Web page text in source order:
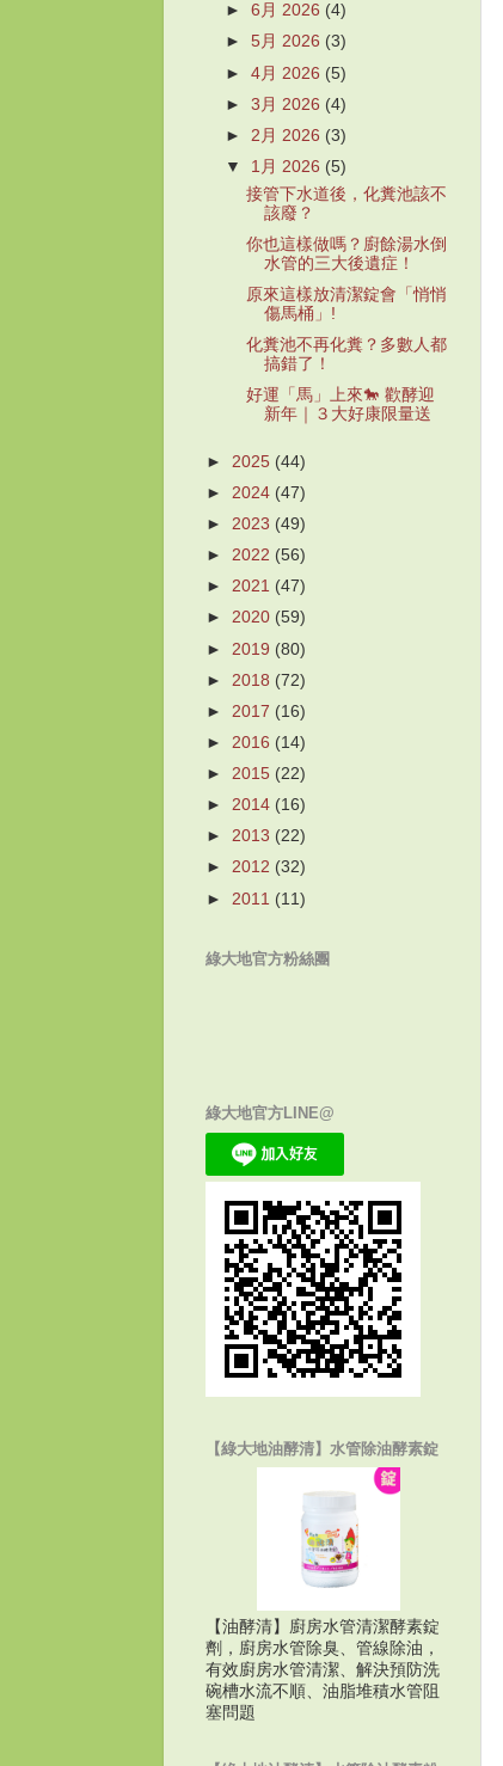
►6月 2026 (4)
►5月 2026 (3)
►4月 2026 (5)
►3月 2026 (4)
► 2月 2026 (3)
▼ 1月 2026 (5)
接管下水道後，化糞池該不
該廢？
你也這樣做嗎？廚餘湯水倒
水管的三大後遺症！
原來這樣放清潔錠會「悄悄
傷馬桶」!
化糞池不再化糞？多數人都
搞錯了！
好運「馬」上來🐎 歡酵迎
新年｜３大好康限量送
► 2025 (44)
► 2024 (47)
► 2023 (49)
► 2022 (56)
► 2021 (47)
► 2020 (59)
► 2019 (80)
► 2018 (72)
► 2017 (16)
► 2016 (14)
► 2015 (22)
► 2014 (16)
► 2013 (22)
► 2012 (32)
► 2011 (11)
綠大地官方粉絲團
綠大地官方LINE@
【綠大地油酵清】水管除油酵素錠
【油酵清】廚房水管清潔酵素錠
劑，廚房水管除臭、管線除油，
有效廚房水管清潔、解決預防洗
碗槽水流不順、油脂堆積水管阻
塞問題